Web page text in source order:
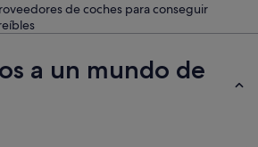
de coches para conseguir
a un mundo de